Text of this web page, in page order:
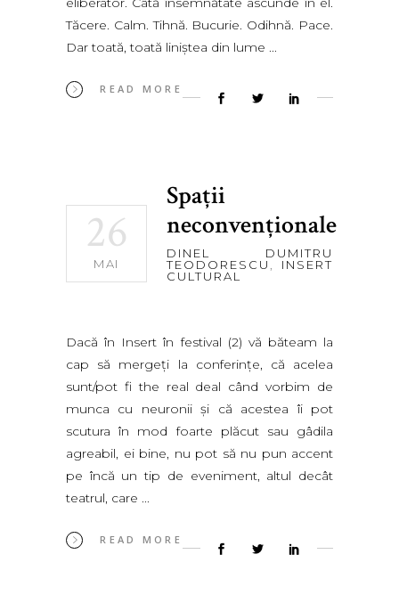
Tăcere. Calm. Tihnă. Bucurie. Odihnă. Pace.
Dar toată, toată liniştea din lume
READ MORE
26
MAI
Spații
neconvenționale
DINEL DUMITRU
TEODORESCU , INSERT
CULTURAL
Dacă în Insert în festival (2) vă băteam la
cap să mergeți la conferințe, că acelea
sunt/pot fi the real deal când vorbim de
munca cu neuronii și că acestea îi pot
scutura în mod foarte plăcut sau gâdila
agreabil, ei bine, nu pot să nu pun accent
pe încă un tip de eveniment, altul decât
teatrul, care
READ MORE